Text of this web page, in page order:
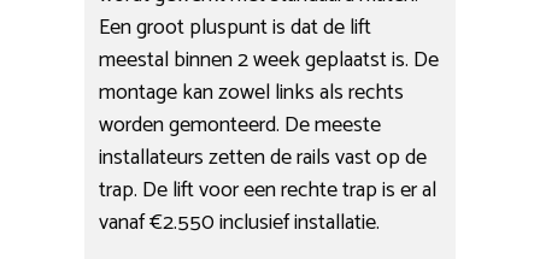
Een groot pluspunt is dat de lift
meestal binnen 2 week geplaatst is. De
montage kan zowel links als rechts
worden gemonteerd. De meeste
installateurs zetten de rails vast op de
trap. De lift voor een rechte trap is er al
vanaf €2.550 inclusief installatie.